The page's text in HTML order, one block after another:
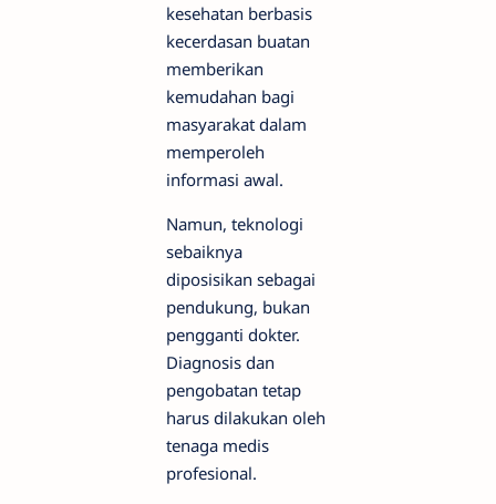
kesehatan berbasis
kecerdasan buatan
memberikan
kemudahan bagi
masyarakat dalam
memperoleh
informasi awal.
Namun, teknologi
sebaiknya
diposisikan sebagai
pendukung, bukan
pengganti dokter.
Diagnosis dan
pengobatan tetap
harus dilakukan oleh
tenaga medis
profesional.